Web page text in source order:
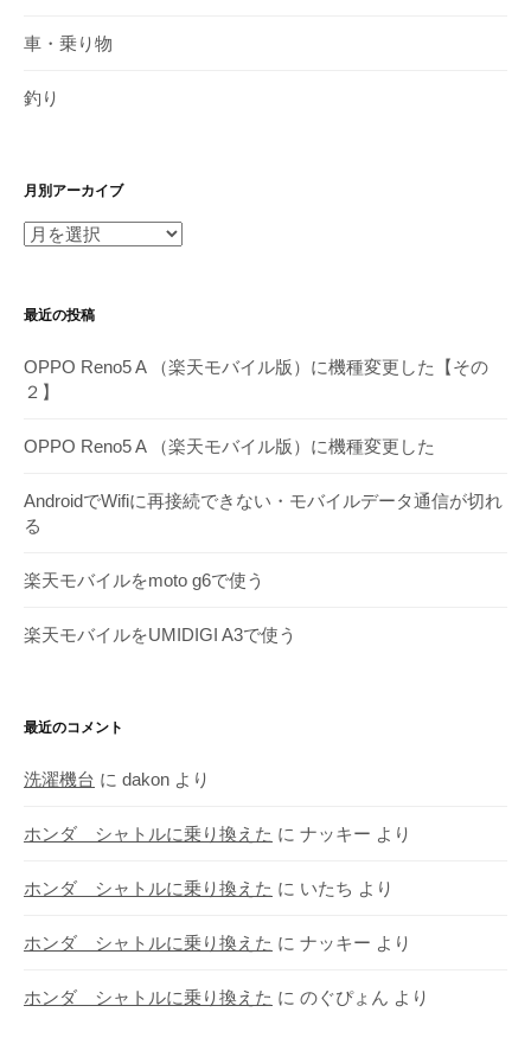
車・乗り物
釣り
月別アーカイブ
月
ー
イ
ブ
最近の投稿
OPPO Reno5 A （楽天モバイル版）に機種変更した【その
２】
OPPO Reno5 A （楽天モバイル版）に機種変更した
AndroidでWifiに再接続できない・モバイルデータ通信が切れ
る
楽天モバイルをmoto g6で使う
楽天モバイルをUMIDIGI A3で使う
最近のコメント
洗濯機台 に dakon より
ホンダ シャトルに乗り換えた に ナッキー より
ホンダ シャトルに乗り換えた に いたち より
ホンダ シャトルに乗り換えた に ナッキー より
ホンダ シャトルに乗り換えた に のぐぴょん より